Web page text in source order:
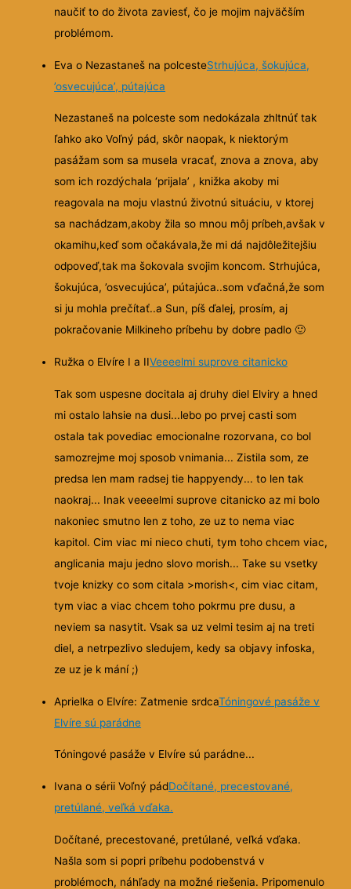
naučiť to do života zaviesť, čo je mojim najväčším
problémom.
Eva o Nezastaneš na polcesteStrhujúca, šokujúca,
’osvecujúca’, pútajúca
Nezastaneš na polceste som nedokázala zhltnúť tak
ľahko ako Voľný pád, skôr naopak, k niektorým
pasážam som sa musela vracať, znova a znova, aby
som ich rozdýchala ‘prijala’ , knižkaakoby mi
reagovala na moju vlastnú životnú situáciu, v ktorej
sa nachádzam,akoby žila so mnou môj príbeh,avšak v
okamihu,keď som očakávala,že mi dá najdôležitejšiu
odpoveď,tak ma šokovala svojim koncom. Strhujúca,
šokujúca, ’osvecujúca’, pútajúca..som vďačná,že som
si ju mohla prečítať..a Sun, píš ďalej, prosím, aj
pokračovanie Milkineho príbehu by dobre padlo🙂
Ružka o Elvíre I a IIVeeeelmi suprove citanicko
Tak som uspesne docitala aj druhy diel Elviry a hned
mi ostalo lahsie na dusi...lebo po prvej casti som
ostala tak povediac emocionalne rozorvana, co bol
samozrejme moj sposob vnimania... Zistila som, ze
predsa len mam radsej tie happyendy... to len tak
naokraj... Inak veeeelmi suprove citanicko az mi bolo
nakoniec smutno len z toho, ze uz to nema viac
kapitol. Cim viac mi nieco chuti, tym toho chcem viac,
anglicania maju jedno slovo morish... Take su vsetky
tvoje knizky co som citala >morish<, cim viac citam,
tym viac a viac chcem toho pokrmu pre dusu, a
neviem sa nasytit. Vsak sa uz velmi tesim aj na treti
diel, a netrpezlivo sledujem, kedy sa objavy infoska,
ze uz je k mání ;)
Aprielka o Elvíre: Zatmenie srdcaTóningové pasáže v
Elvíre sú parádne
Tóningové pasáže v Elvíre sú parádne...
Ivana o sérii Voľný pádDočítané, precestované,
pretúlané, veľká vďaka.
Dočítané, precestované, pretúlané, veľká vďaka.
Našla som si popri príbehu podobenstvá v
problémoch, náhľady na možné riešenia. Pripomenulo